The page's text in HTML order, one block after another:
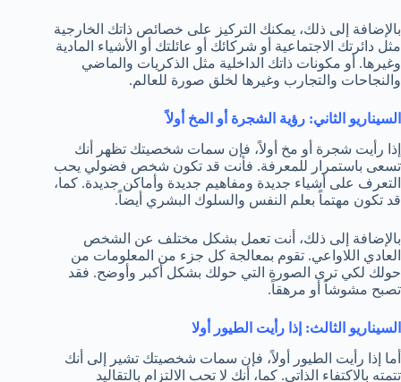
بالإضافة إلى ذلك، يمكنك التركيز على خصائص ذاتك الخارجية
مثل دائرتك الاجتماعية أو شركائك أو عائلتك أو الأشياء المادية
وغيرها. أو مكونات ذاتك الداخلية مثل الذكريات والماضي
والنجاحات والتجارب وغيرها لخلق صورة للعالم.
السيناريو الثاني: رؤية الشجرة أو المخ أولاً
إذا رأيت شجرة أو مخ أولاً، فإن سمات شخصيتك تظهر أنك
تسعى باستمرار للمعرفة. فأنت قد تكون شخص فضولي يحب
التعرف على أشياء جديدة ومفاهيم جديدة وأماكن جديدة. كما،
قد تكون مهتماً بعلم النفس والسلوك البشري أيضاً.
بالإضافة إلى ذلك، أنت تعمل بشكل مختلف عن الشخص
العادي اللاواعي. تقوم بمعالجة كل جزء من المعلومات من
حولك لكي ترى الصورة التي حولك بشكل أكبر وأوضح. فقد
تصبح مشوشاً أو مرهقاً.
السيناريو الثالث: إذا رأيت الطيور أولا
أما إذا رأيت الطيور أولاً، فإن سمات شخصيتك تشير إلى أنك
تتمته بالاكتفاء الذاتي. كما، أنك لا تحب الالتزام بالتقاليد